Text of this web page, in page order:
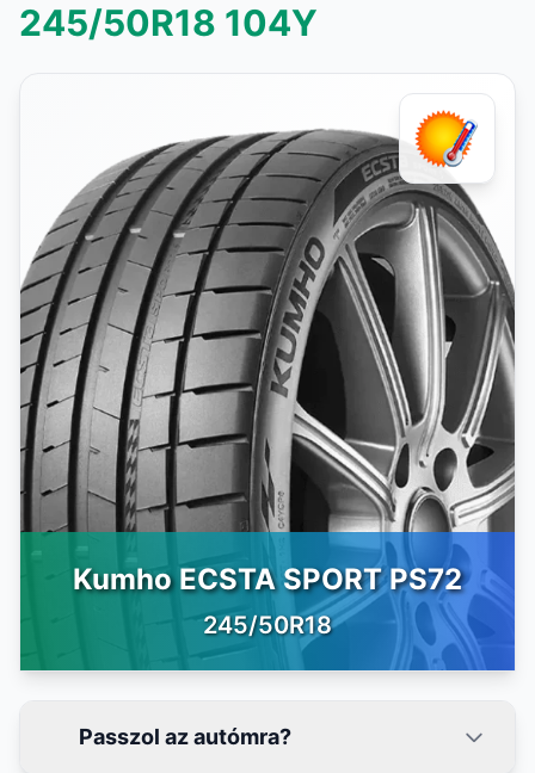
245/50R18 104Y
Kumho ECSTA SPORT PS72
245/50R18
Passzol az autómra?